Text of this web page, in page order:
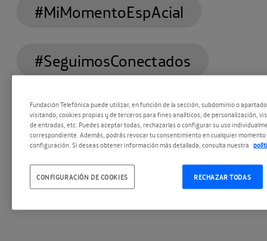
#MiMomentoEspAcial
#SeguimosConectados
de algunas de las personalidades que nos han
largo de estos años y que guardan un
las actividades de nuestra programación.
octavo aniversario de nuestro Espacio con un
recuerdos.
Fundación Telefónica puede utilizar, en función de la sección, subdominio o
visitando, cookies propias y de terceros para fines analíticos, de personalización,
de entradas, etc. Puedes aceptar todas, rechazarlas o configurar su uso
correspondiente. Además, podrás revocar tu consentimiento en cualquier momento
configuración. Si deseas obtener información más detallada, consulta nuestra
RECHAZAR TODAS
CONFIGURACIÓN DE COOKIES